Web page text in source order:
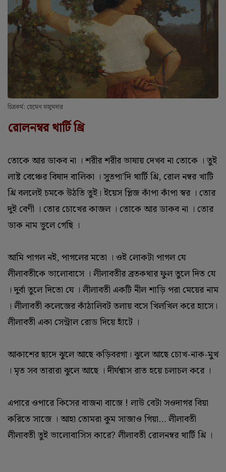
চিত্রকর্ম: হেমেন মজুমদার
রোলনম্বর থার্টি থ্রি
তোকে আর ডাকব না । শরীর শরীর ভাষায় দেখব না তোকে । তুই
লাষ্ট বেঞ্চের বিষাদ বালিকা । সুতপা’দি থার্টি থ্রি, রোল নম্বর খাটি
থ্রি বললেই চমকে উঠতি তুই। ইয়েস প্লিজ কাঁপা কাঁপা স্বর । তোর
দুই বেণী । তোর চোখের কাজল । তোকে আর ডাকব না । তোর
ডাক নাম ভুলে গেছি ।
আমি পাগল নই, পাগলের মতো । ওই লোকটা পাগল যে
লীলাবতীকে ভালোবাসে । লীলাবতীর ব্রতকথার ফুল তুলে দিত যে
। দুর্বা তুলে দিতো যে । লীলাবতী একটি নীল শাড়ি পরা মেয়ের নাম
। লীলাবতী কলেজের কাঁঠালিবট তলায় বসে খিলখিল করে হাসে।
লীলাবতী একা সেন্ট্রাল রোড দিয়ে হাঁটে ।
আকাশের ছাদে ঝুলে আছে কড়িবরগা। ঝুলে আছে চোখ-নাক-মুখ
। মৃত সব তারারা ঝুলে আছে । দীর্ঘশ্বাস রাত হয়ে চলাচল করে ।
এপারে ওপারে কিসের বাজনা বাজে ! লাউ বেটা সওদাগর বিয়া
করিতে সাজে । আহা তোমরা কুম সাজাও গিয়া… লীলাবতী
লীলাবতী তুই ভালোবাসিস কারে? লীলাবতী রোলনম্বর থার্টি থ্রি ।